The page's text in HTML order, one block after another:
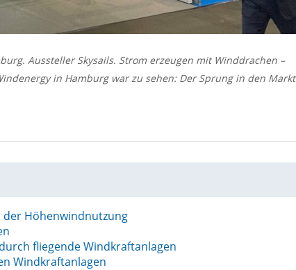
Aussteller Skysails. Strom erzeugen mit Winddrachen –
in Hamburg war zu sehen: Der Sprung in den Markt
der Höhenwindnutzung
fliegende Windkraftanlagen
Windkraftanlagen